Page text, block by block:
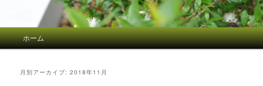
メインメニュー
メインコンテンツへ移動
サブコンテンツへ移動
ホーム
月別アーカイブ:2018年11月